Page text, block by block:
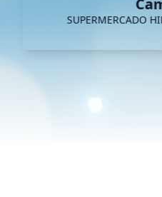
SUPERMERCADO